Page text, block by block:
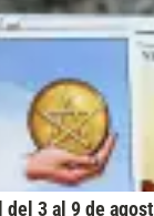
del 3 al 9 de